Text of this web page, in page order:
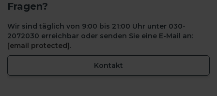
Fragen?
Wir sind täglich von 9:00 bis 21:00 Uhr unter 030-
2072030 erreichbar oder senden Sie eine E-Mail an:
[email protected].
Kontakt